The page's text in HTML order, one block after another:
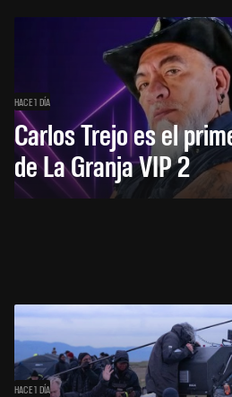
HACE 1 DÍA
Carlos Trejo es el
de La Granja VIP 2
HACE 1 DÍA